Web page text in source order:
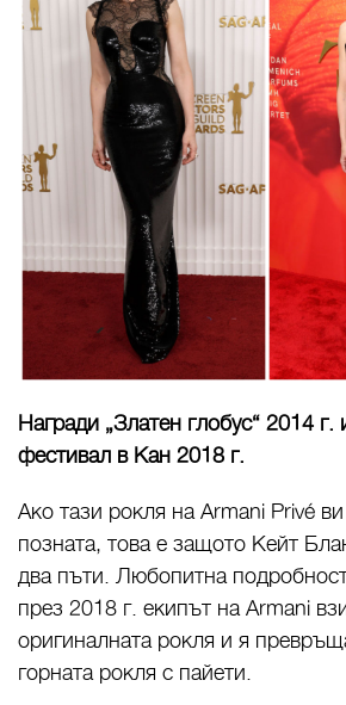
Награди „Златен глобус“ 2014
фестивал в Кан 2018 г.
Ако тази рокля на Armani Privé
позната, това е защото Кейт
два пъти. Любопитна
през 2018 г. екипът на Armani
оригиналната рокля и я
горната рокля с пайети.